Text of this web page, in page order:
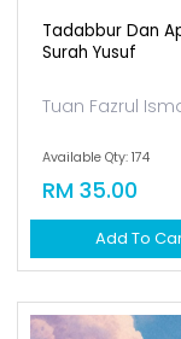
Tadabbur Dan
Surah Yusuf
Tuan Fazrul
Available Qty: 174
RM 35.00
Add To